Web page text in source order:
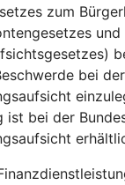
zum
bei
ist bei der